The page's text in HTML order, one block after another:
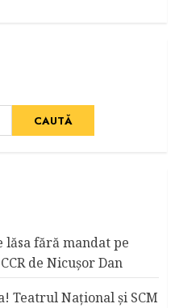
CAUTĂ
lăsa fără mandat pe
de Nicuşor Dan
Teatrul Naţional şi SCM